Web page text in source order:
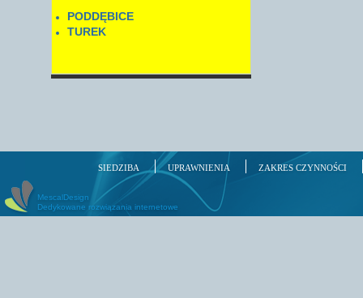
PODDĘBICE
TUREK
SIEDZIBA UPRAWNIENIA ZAKRES CZYNNOŚCI
MescalDesign
Dedykowane rozwiązania internetowe